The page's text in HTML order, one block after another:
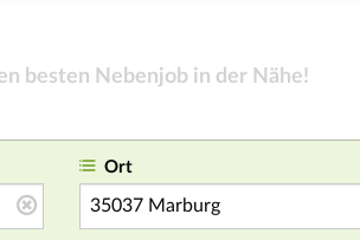
besten Nebenjob in der Nähe!
Ort